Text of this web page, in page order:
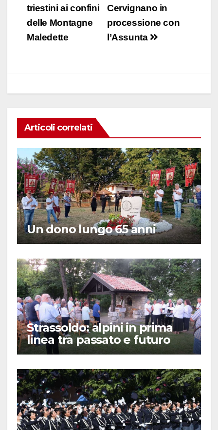
e
b
o
s
A
e
dI
n
di
vi
di
articoli
Cervignano in
processione con
l’Assunta
triestini ai confini
delle Montagne
Maledette
Articoli correlati
Un dono lungo 65 anni
Strassoldo: alpini in prima
linea tra passato e futuro